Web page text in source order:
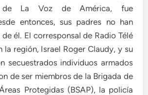
de La Voz de América, fue
entonces, sus padres no han
él. El corresponsal de Radio Télé
la región, Israel Roger Claudy, y su
secuestrados individuos armados
de ser miembros de la Brigada de
Protegidas (BSAP), la policía